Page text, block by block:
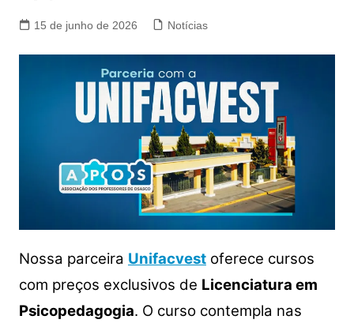
15 de junho de 2026 Notícias
Nossa parceira Unifacvestoferece cursos
com preços exclusivos de Licenciatura em
Psicopedagogia. O curso contempla nas